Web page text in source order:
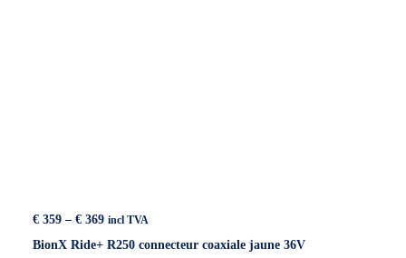
€ 359 – € 369Price
€ 359
incl TVA
BionX Ride+ R250 connecteur coaxiale jaune 36V